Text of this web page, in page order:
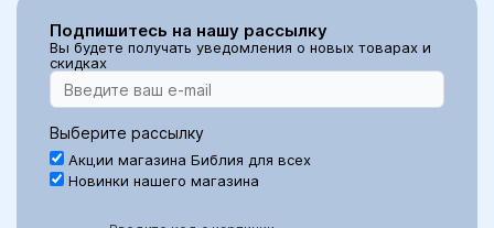
Подпишитесь на нашу рассылку
Вы будете получать уведомления о новых товарах и
скидках
Выберите рассылку
Акции магазина Библия для всех
Новинки нашего магазина